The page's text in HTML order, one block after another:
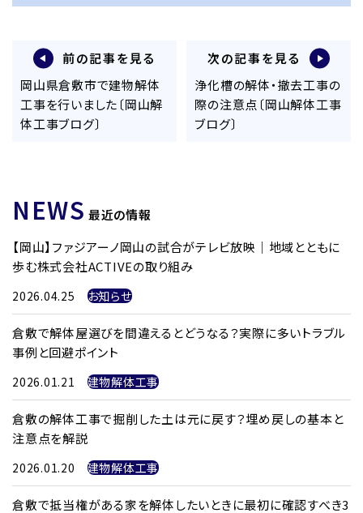
前の記事を見る
岡山県倉敷市で建物解体
工事を行いました〔岡山解
体工事ブログ〕
次の記事を見る
浄化槽の解体・撤去工事の
際の注意点〔岡山解体工事
ブログ〕
NEWS 最近の情報
【岡山】ファジアーノ岡山の試合がテレビ放映｜地域とともに
歩む株式会社ACTIVEの取り組み
2026.04.25 お知らせ
倉敷で解体屋選びを間違えるとどうなる？実際に多いトラブル
事例と回避ポイント
2026.01.21 建物解体工事
倉敷の解体工事で掘削した土は元に戻す？埋め戻しの基本と
注意点を解説
2026.01.20 建物解体工事
倉敷で抵当権がある家を解体したいときに最初に確認すべき3